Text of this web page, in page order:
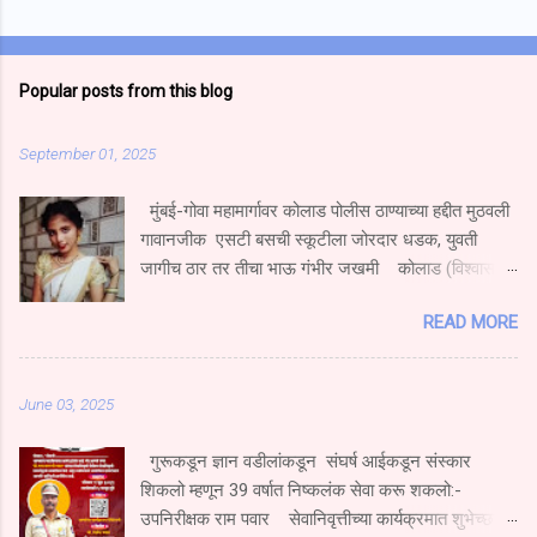
Popular posts from this blog
September 01, 2025
मुंबई-गोवा महामार्गावर कोलाड पोलीस ठाण्याच्या हद्दीत मुठवली
गावानजीक एसटी बसची स्कूटीला जोरदार धडक, युवती
जागीच ठार तर तीचा भाऊ गंभीर जखमी कोलाड (विश्वास
नम्रता गार्डन येथे एस टी बस चालकाने एका एक्सेस स्कुटी
दुचाकीला धडक दिल्याने स्कूटीवरून प्रवास करणारी युवती
भरधाव वेगाने जात असताना एसटी चालकाने रस्त्याच्या
परिस्थितीकडे दुर्लक्ष करून मूठवली गावाच्या हद्दीत हॉटेल
नम्रता गार्डन समोर एसटी क्र. एम. एच.२०बी.१९६० या
READ MORE
June 03, 2025
गुरूकडून ज्ञान वडीलांकडून संघर्ष आईकडून संस्कार
शिकलो म्हणून 39 वर्षात निष्कलंक सेवा करू शकलो:-
उपनिरीक्षक राम पवार सेवानिवृत्तीच्या कार्यक्रमात शुभेच्छा